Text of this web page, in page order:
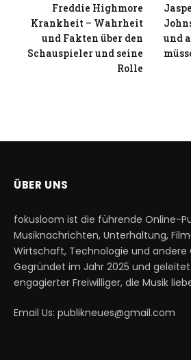
Freddie Highmore
Krankheit – Wahrheit
und Fakten über den
Schauspieler und seine
Rolle
und
ÜBER UNS
fokusloom ist die führende Online-
Musiknachrichten, Unterhaltung,
Wirtschaft, Technologie und andere
Gegründet im Jahr 2025 und
engagierter Freiwilliger, die Musik
Email Us: publikneues@gmail.com